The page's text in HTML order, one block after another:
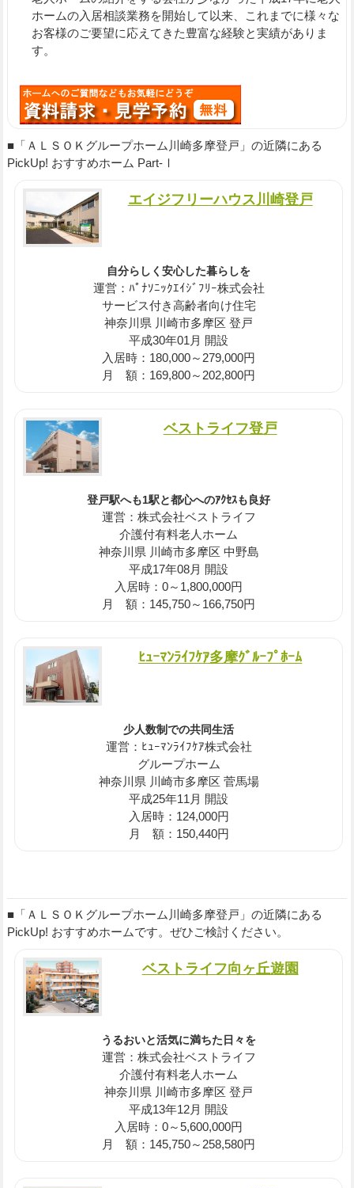
ホームの入居相談業務を開始して以来、これまでに様々な
お客様のご要望に応えてきた豊富な経験と実績がありま
す。
■「ＡＬＳＯＫグループホーム川崎多摩登戸」の近隣にある
PickUp! おすすめホーム Part-Ⅰ
エイジフリーハウス川崎登戸
自分らしく安心した暮らしを
運営：ﾊﾟﾅｿﾆｯｸｴｲｼﾞﾌﾘｰ株式会社
サービス付き高齢者向け住宅
神奈川県 川崎市多摩区 登戸
平成30年01月 開設
入居時：180,000～279,000円
月 額：169,800～202,800円
ベストライフ登戸
登戸駅へも1駅と都心へのｱｸｾｽも良好
運営：株式会社ベストライフ
介護付有料老人ホーム
神奈川県 川崎市多摩区 中野島
平成17年08月 開設
入居時：0～1,800,000円
月 額：145,750～166,750円
ﾋｭｰﾏﾝﾗｲﾌｹｱ多摩ｸﾞﾙｰﾌﾟﾎｰﾑ
少人数制での共同生活
運営：ﾋｭｰﾏﾝﾗｲﾌｹｱ株式会社
グループホーム
神奈川県 川崎市多摩区 菅馬場
平成25年11月 開設
入居時：124,000円
月 額：150,440円
■「ＡＬＳＯＫグループホーム川崎多摩登戸」の近隣にある
PickUp! おすすめホームです。ぜひご検討ください。
ベストライフ向ヶ丘遊園
うるおいと活気に満ちた日々を
運営：株式会社ベストライフ
介護付有料老人ホーム
神奈川県 川崎市多摩区 登戸
平成13年12月 開設
入居時：0～5,600,000円
月 額：145,750～258,580円